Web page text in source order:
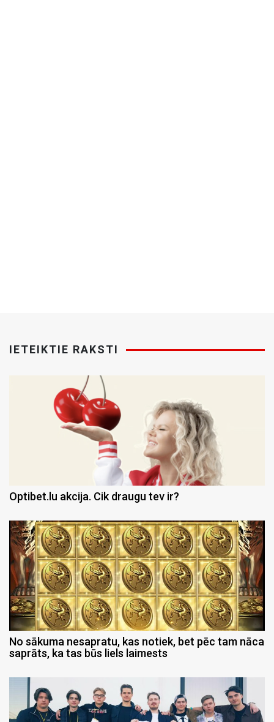
IETEIKTIE RAKSTI
Optibet.lu akcija. Cik draugu tev ir?
No sākuma nesapratu, kas notiek, bet pēc tam nāca
saprāts, ka tas būs liels laimests